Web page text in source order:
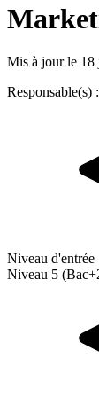
Mis à jour le 18
Niveau d'entrée
Niveau 5